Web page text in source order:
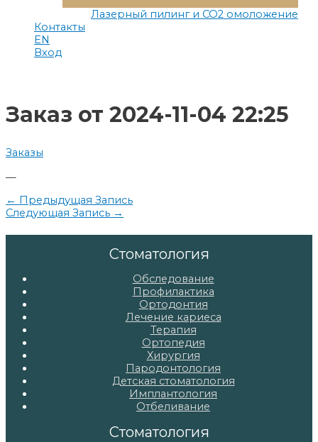
Меню
Лазерный пилинг и СО2 омоложение
Контакты
EN
Вход
Заказ от 2024-11-04 22:25
Заказы
—
Навигация
по
← Предыдущая Запись
Следующая Запись →
Стоматология
Обследование
Профилактика
Ортодонтия
Лечение кариеса
Терапия
Ортопедия
Хирургия
Пародонтология
Детская стоматология
Имплантология
Отбеливание
Стоматология